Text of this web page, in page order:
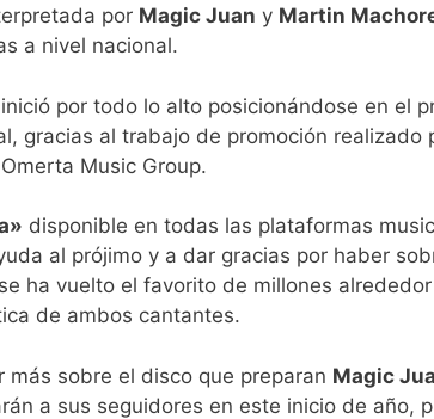
por Magic Juan y Martin
a nivel nacional.
por todo lo alto posicionándose en el
gracias al trabajo de promoción
Music Group.
disponible en todas las plataformas
al prójimo y a dar gracias por haber
ha vuelto el favorito de millones
de ambos cantantes.
más sobre el disco que preparan Magic
a sus seguidores en este inicio de año,